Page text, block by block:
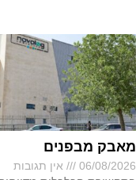
מאבק מבפנים
06/08/2026 אין תגובות